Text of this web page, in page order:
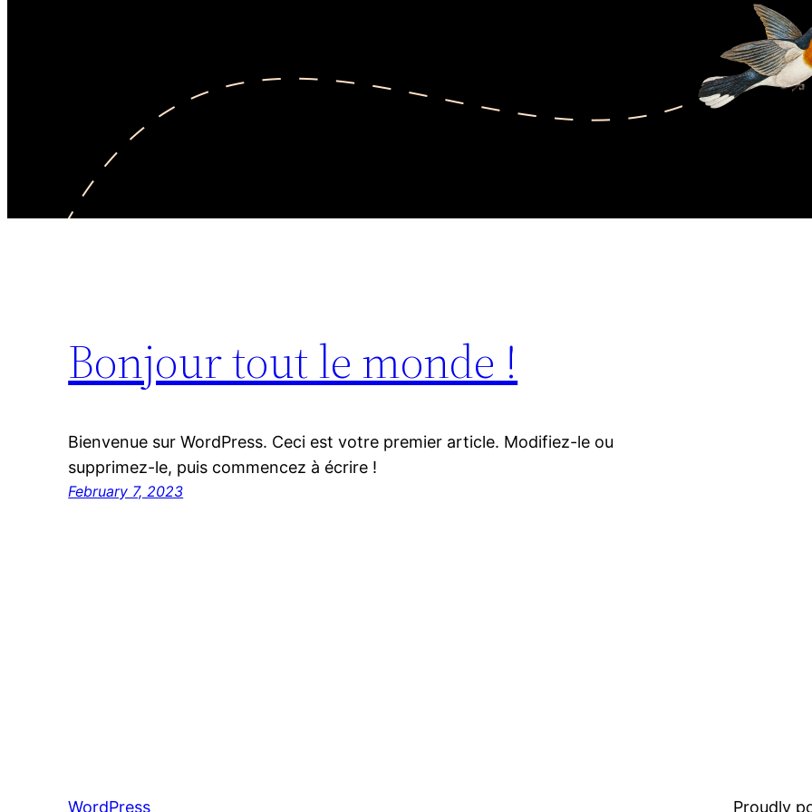
Bonjour tout le monde !
Bienvenue sur WordPress. Ceci est votre premier article. Modifiez-le ou
supprimez-le, puis commencez à écrire !
February 7, 2023
WordPress Proudly